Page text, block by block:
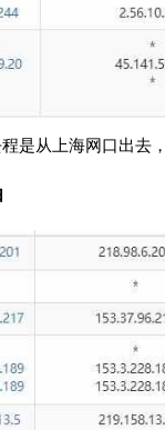
是从上海网口出去